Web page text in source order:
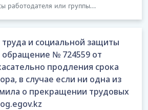
работодателя или группы...
и социальной защиты
обращение № 724559 от
продления срока
в случае если ни одна из
о прекращении трудовых